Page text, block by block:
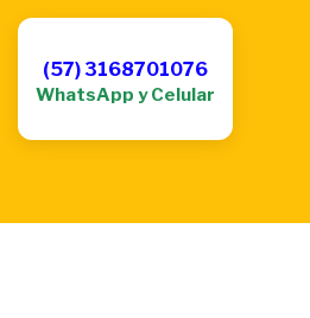
(57) 3168701076
WhatsApp y Celular